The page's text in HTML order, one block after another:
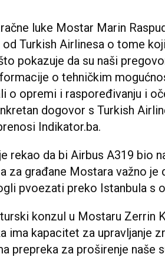
luke Mostar Marin
Turkish Airlinesa o tome
pokazuje da su naši
o tehničkim
o opremi i raspoređivanju i
dogovor s Turkish
Indikator.ba.
rekao da bi Airbus A319 bio
za građane Mostara važno
pvoezati preko Istanbula s
konzul u Mostaru Zerrin
ima kapacitet za upravljanje
prepreka za proširenje naše